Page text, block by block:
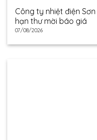
Công ty nhiệt điện
hạn thư mời báo giá
07/08/2026